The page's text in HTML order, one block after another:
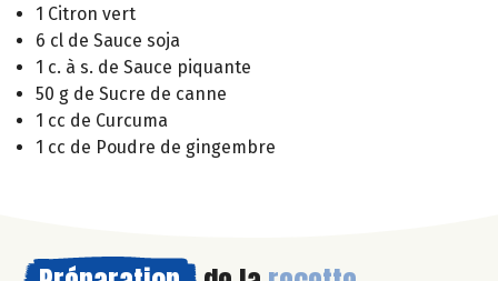
1 Citron vert
6 cl de Sauce soja
1 c. à s. de Sauce piquante
50 g de Sucre de canne
1 cc de Curcuma
1 cc de Poudre de gingembre